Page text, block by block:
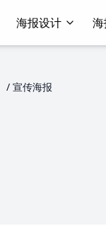
海报设计
/ 宣传海报